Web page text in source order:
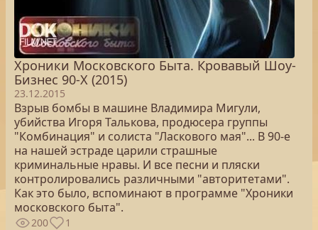
Хроники Московского Быта. Кровавый Шоу-
Бизнес 90-Х (2015)
23.12.2015
Взрыв бомбы в машине Владимира Мигули,
убийства Игоря Талькова, продюсера группы
"Комбинация" и солиста "Ласкового мая"... В 90-е
на нашей эстраде царили страшные
криминальные нравы. И все песни и пляски
контролировались различными "авторитетами".
Как это было, вспоминают в программе "Хроники
московского быта".
200 1